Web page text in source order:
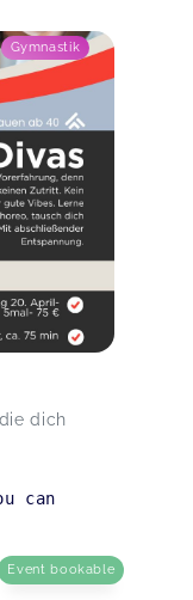
Gymnastik
dich
can
Event bookable